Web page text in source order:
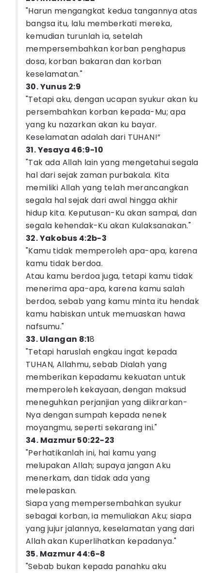
"Harun mengangkat kedua tangannya atas
bangsa itu, lalu memberkati mereka,
kemudian turunlah ia, setelah
mempersembahkan korban penghapus
dosa, korban bakaran dan korban
keselamatan."
30. Yunus 2:9
"Tetapi aku, dengan ucapan syukur akan ku
persembahkan korban kepada-Mu; apa
yang ku nazarkan akan ku bayar.
Keselamatan adalah dari TUHAN!”
31. Yesaya 46:9-10
"Tak ada Allah lain yang mengetahui segala
hal dari sejak zaman purbakala. Kita
memiliki Allah yang telah merancangkan
segala hal sejak dari awal hingga akhir
hidup kita. Keputusan-Ku akan sampai, dan
segala kehendak-Ku akan Kulaksanakan."
32. Yakobus 4:2b-3
"Kamu tidak memperoleh apa-apa, karena
kamu tidak berdoa.
Atau kamu berdoa juga, tetapi kamu tidak
menerima apa-apa, karena kamu salah
berdoa, sebab yang kamu minta itu hendak
kamu habiskan untuk memuaskan hawa
nafsumu."
33. Ulangan 8:18
"Tetapi haruslah engkau ingat kepada
TUHAN, Allahmu, sebab Dialah yang
memberikan kepadamu kekuatan untuk
memperoleh kekayaan, dengan maksud
meneguhkan perjanjian yang diikrarkan-
Nya dengan sumpah kepada nenek
moyangmu, seperti sekarang ini."
34. Mazmur 50:22-23
"Perhatikanlah ini, hai kamu yang
melupakan Allah; supaya jangan Aku
menerkam, dan tidak ada yang
melepaskan.
Siapa yang mempersembahkan syukur
sebagai korban, ia memuliakan Aku; siapa
yang jujur jalannya, keselamatan yang dari
Allah akan Kuperlihatkan kepadanya."
35. Mazmur 44:6-8
"Sebab bukan kepada panahku aku